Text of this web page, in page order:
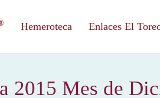
Hemeroteca Enlaces El
2015 Mes de